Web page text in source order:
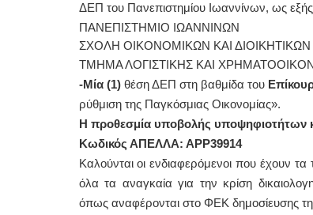
ΔΕΠ του Πανεπιστημίου Ιωαννίνων, ως
ΠΑΝΕΠΙΣΤΗΜΙΟ ΙΩΑΝΝΙΝΩΝ
ΣΧΟΛΗ ΟΙΚΟΝΟΜΙΚΩΝ ΚΑΙ
ΤΜΗΜΑ ΛΟΓΙΣΤΙΚΗΣ ΚΑΙ
-Μία (1) θέση ΔΕΠ στη βαθμίδα του
ρύθμιση της Παγκόσμιας Οικονομίας».
Η προθεσμία υποβολής υποψηφιοτήτων
Κωδικός ΑΠΕΛΛΑ: ΑΡΡ39914
Καλούνται οι ενδιαφερόμενοι που έχουν
όλα τα αναγκαία για την κρίση
όπως αναφέρονται στο ΦΕΚ δημοσίευσης